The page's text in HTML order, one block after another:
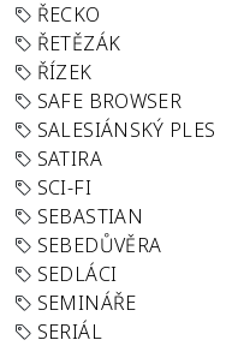
ŘECKO
ŘETĚZÁK
ŘÍZEK
SAFE BROWSER
SALESIÁNSKÝ PLES
SATIRA
SCI-FI
SEBASTIAN
SEBEDŮVĚRA
SEDLÁCI
SEMINÁŘE
SERIÁL